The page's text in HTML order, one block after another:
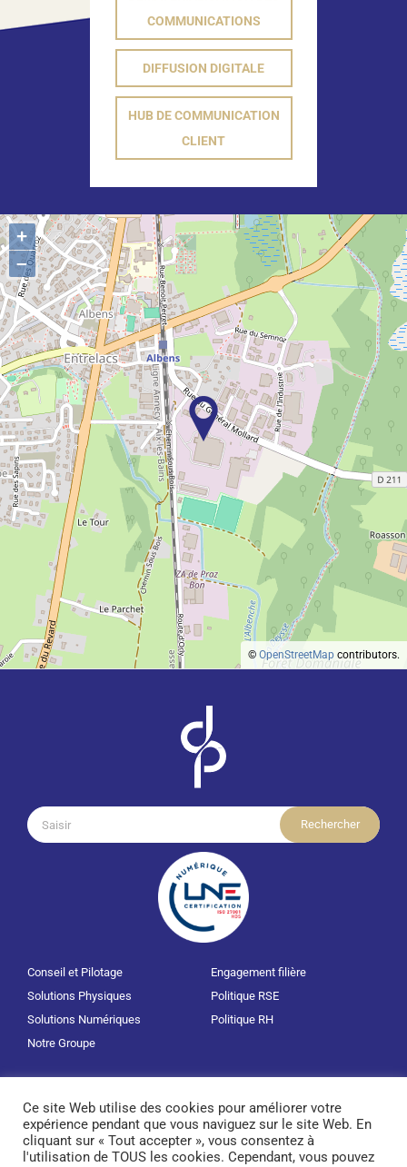
COMMUNICATIONS
DIFFUSION DIGITALE
HUB DE COMMUNICATION
CLIENT
+
–
©OpenStreetMap contributors.
Rechercher:
Conseil et Pilotage
Solutions Physiques
Solutions Numériques
Notre Groupe
Engagement filière
Politique RSE
Politique RH
Actualités
Nous contacter
Politique RGPD
Ce site Web utilise des cookies pour améliorer votre
expérience pendant que vous naviguez sur le site Web. En
cliquant sur « Tout accepter », vous consentez à
l'utilisation de TOUS les cookies. Cependant, vous pouvez